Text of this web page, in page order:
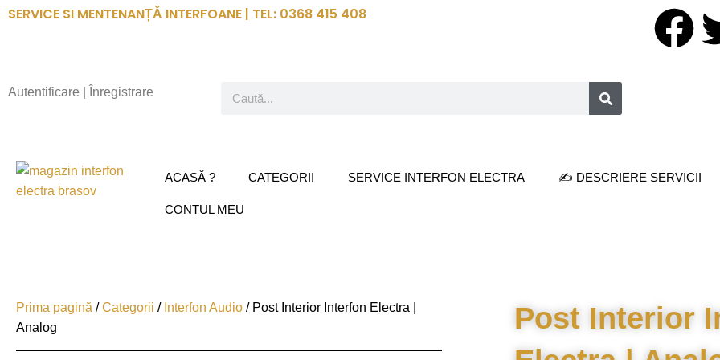
Skip
SERVICE SI MENTENANȚĂ INTERFOANE | TEL: 0368 415 408
F
b
k
Autentificare | Înregistrare Search Search
ACASĂ ? CATEGORII SERVICE INTERFON ELECTRA ✍️ DESCRIERE SERVICII
CONTUL MEU
Prima pagină /Categorii / Interfon Audio / Post Interior Interfon Electra |
Analog
Post Interior